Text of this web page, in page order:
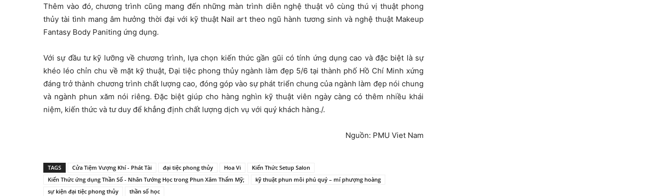
Thêm vào đó, chương trình cũng mang đến những màn trình diễn nghệ thuật vô cùng thú vị thuật phong
thủy tài tình mang âm hưởng thời đại với kỹ thuật Nail art theo ngũ hành tương sinh và nghệ thuật Makeup
Fantasy Body Paniting ứng dụng.
Với sự đầu tư kỹ lưỡng về chương trình, lựa chọn kiến thức gần gũi có tính ứng dụng cao và đặc biệt là sự
khéo léo chỉn chu về mặt kỹ thuật, Đại tiệc phong thủy ngành làm đẹp 5/6 tại thành phố Hồ Chí Minh xứng
đáng trở thành chương trình chất lượng cao, đóng góp vào sự phát triển chung của ngành làm đẹp nói chung
và ngành phun xăm nói riêng. Đặc biệt giúp cho hàng nghìn kỹ thuật viên ngày càng có thêm nhiều khái
niệm, kiến thức và tư duy để khẳng định chất lượng dịch vụ với quý khách hàng./.
Nguồn: PMU Viet Nam
TAGS Cửa Tiệm Vượng Khí - Phát Tài đại tiệc phong thủy Hoa Vi
Kiến Thức Setup Salon
Kiến Thức ứng dụng Thần Số - Nhân Tướng Học trong Phun Xăm Thẩm Mỹ;
kỹ thuật phun môi phú quý – mí phượng hoàng
sự kiện đại tiệc phong thủy
thần số học